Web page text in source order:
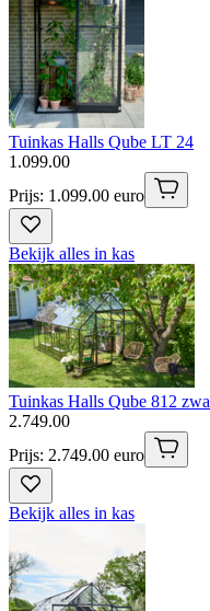
Tuinkas Halls Qube LT 24
1 .099.00
Prijs: 1.099.00 euro
Bekijk alles in kas
Tuinkas Halls Qube 812
2.749.00
Prijs: 2.749.00 euro
Bekijk alles in kas